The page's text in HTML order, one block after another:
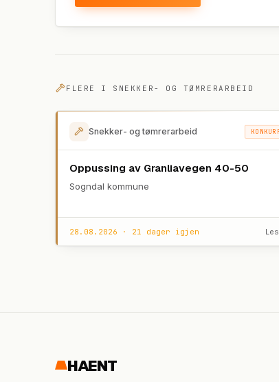
FLERE I SNEKKER- OG TØMRERARBEID
Snekker- og tømrerarbeid
Oppussing av Granliavegen 40-50
Sogndal kommune
28.08.2026 · 21 dager igjen
HAENT